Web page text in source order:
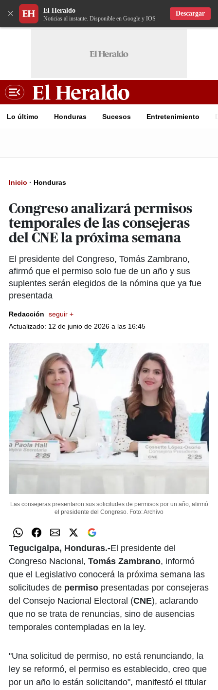
× El Heraldo
Noticias al instante. Disponible en Google y IOS
Descargar
Lo último Honduras Sucesos Entretenimiento
Inicio · Honduras
Congreso analizará permisos
temporales de las consejeras
del CNE la próxima semana
El presidente del Congreso, Tomás Zambrano,
afirmó que el permiso solo fue de un año y sus
suplentes serán elegidos de la nómina que ya fue
presentada
Redacción
seguir +
Actualizado: 12 de junio de 2026 a las 16:45
Las consejeras presentaron sus solicitudes de permisos por un año, afirmó
el presidente del Congreso. Foto: Archivo
Tegucigalpa, Honduras.-El presidente del
Congreso Nacional, Tomás Zambrano, informó
que el Legislativo conocerá la próxima semana las
solicitudes de permiso presentadas por consejeras
del Consejo Nacional Electoral (CNE), aclarando
que no se trata de renuncias, sino de ausencias
temporales contempladas en la ley.
"Una solicitud de permiso, no está renunciando, la
ley se reformó, el permiso es establecido, creo que
por un año lo están solicitando", manifestó el titular